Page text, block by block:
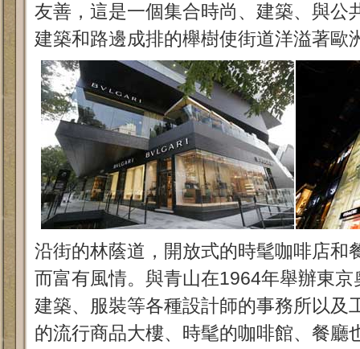
友善，這是一個集合時尚、建築、與公
建築和路邊成排的櫸樹使街道洋溢著歐
沿街的林蔭道，開放式的時髦咖啡店和
而富有風情。與青山在1964年舉辦東
建築、服裝等各種設計師的事務所以及
的流行商品大樓、時髦的咖啡館、餐廳